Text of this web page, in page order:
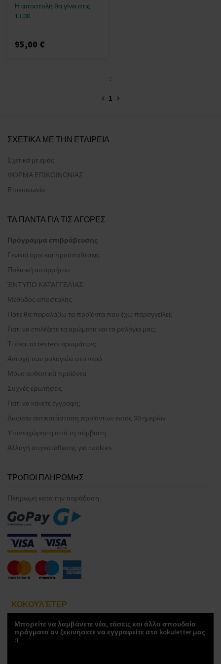
Η αποστολή θα γίνει στις
13.08.
95,00 €
:
1
ΣΧΕΤΙΚΑ ΜΕ ΤΗΝ ΕΤΑΙΡΕΙΑ
Σχετικά με εμάς
ΦΟΡΜΑ ΕΠΙΚΟΙΝΩΝΙΑΣ
Επικοινωνία
ΤΑ ΠΑΝΤΑ ΓΙΑ ΤΙΣ ΑΓΟΡΕΣ
Πρόγραμμα επιβράβευσης
Γενικοί όροι και προϋποθέσεις
Πολιτική απορρήτου
ΈΝΤΥΠΟ ΚΑΤΑΓΓΕΛΊΑΣ
Μέθοδος αποστολής
Πότε θα παραλάβω τα προϊόντα που έχω παραγγείλει;
Γιατί να επιλέξετε τα αρώματα και τα ρολόγια μας;
Τι είναι τα testers αρωμάτων;
Αντοχή των ρολογιών στο νερό
Μόνο αυθεντικά προϊόντα
Συχνές ερωτήσεις
Γιατί να κάνετε εγγραφή;
Δωρεάν αντικατάσταση προϊόντων εντός 30 ημερών
Υπαναχώρηση από τη σύμβαση
Αλλαγή συγκατάθεσης για cookies
ΤΡOΠΟΙ ΠΛΗΡΩΜHΣ
Πληρωμή κατά την παράδοση
ΚΟΚΟΥΛΈΤΕΡ
Μπορείτε να λαμβάνετε νέα, τάσεις και άλλα σπουδαία
πράγματα αν ξεκινήσετε να εγγραφείτε στο kokuletter μας
:)